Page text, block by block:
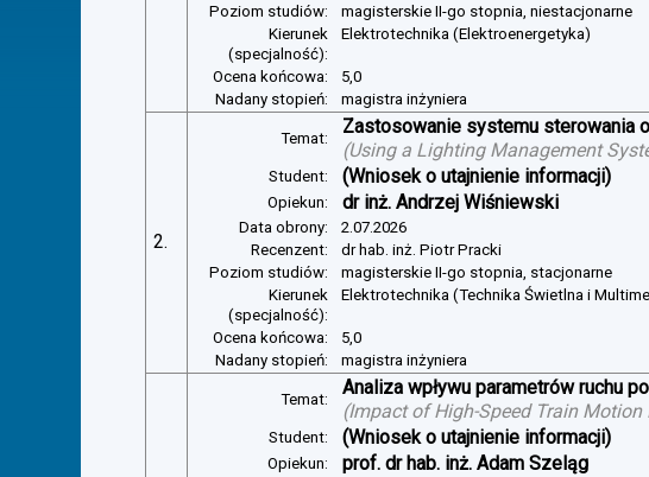
Poziom studiów:
magisterskie II-go stopnia, niestacjonarne
Kierunek
(specjalność):
Elektrotechnika (Elektroenergetyka)
Ocena końcowa:
5,0
Nadany stopień:
magistra inżyniera
2.
Temat:
Zastosowanie systemu sterowania
(Using a Lighting Management
Student: (Wniosek o utajnienie informacji)
Opiekun: dr inż. Andrzej Wiśniewski
Data obrony:
2.07.2026
Recenzent:
dr hab. inż. Piotr Pracki
Poziom studiów:
magisterskie II-go stopnia, stacjonarne
Kierunek
(specjalność):
Elektrotechnika (Technika Świetlna i
Ocena końcowa:
5,0
Nadany stopień:
magistra inżyniera
Temat:
Analiza wpływu parametrów ruchu
(Impact of High-Speed Train
Student: (Wniosek o utajnienie informacji)
Opiekun: prof. dr hab. inż. Adam Szeląg